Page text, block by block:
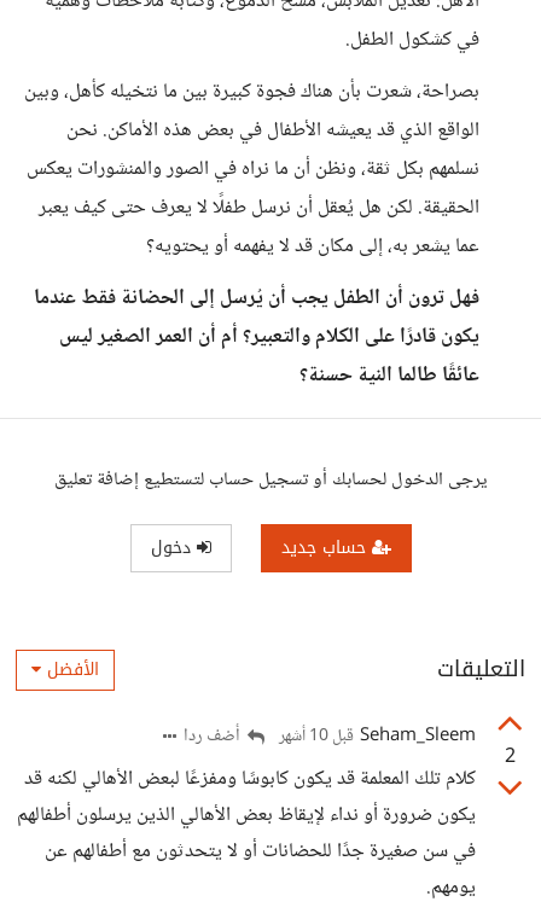
في كشكول الطفل.
بصراحة، شعرت بأن هناك فجوة كبيرة بين ما نتخيله كأهل، وبين
الواقع الذي قد يعيشه الأطفال في بعض هذه الأماكن. نحن
نسلمهم بكل ثقة، ونظن أن ما نراه في الصور والمنشورات يعكس
الحقيقة. لكن هل يُعقل أن نرسل طفلًا لا يعرف حتى كيف يعبر
عما يشعر به، إلى مكان قد لا يفهمه أو يحتويه؟
فهل ترون أن الطفل يجب أن يُرسل إلى الحضانة فقط عندما
يكون قادرًا على الكلام والتعبير؟ أم أن العمر الصغير ليس
عائقًا طالما النية حسنة؟
يرجى الدخول لحسابك أو تسجيل حساب لتستطيع إضافة تعليق
حساب جديد دخول
التعليقات الأفضل
2
Seham_Sleem قبل 10 أشهر أضف ردا
كلام تلك المعلمة قد يكون كابوسًا ومفزعًا لبعض الأهالي لكنه قد
يكون ضرورة أو نداء لإيقاظ بعض الأهالي الذين يرسلون أطفالهم
في سن صغيرة جدًا للحضانات أو لا يتحدثون مع أطفالهم عن
يومهم.